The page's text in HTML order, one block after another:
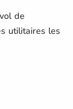
de
utilitaires les